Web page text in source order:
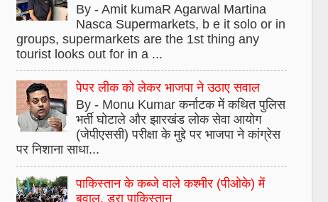
By - Amit kumaR Agarwal Martina
Nasca Supermarkets, b e it solo or in
groups, supermarkets are the 1st thing any
tourist looks out for in a ...
पेपर लीक को लेकर भाजपा ने उठाए सवाल
By - Monu Kumar कर्नाटक में कथित पुलिस
भर्ती घोटाले और झारखंड लोक सेवा आयोग
(जेपीएससी) परीक्षा के मुद्दे पर भाजपा ने कांग्रेस
पर निशाना साधा...
पाकिस्तान के कब्जे वाले कश्मीर (पीओके) में
बवाल, डरा पाकिस्तान